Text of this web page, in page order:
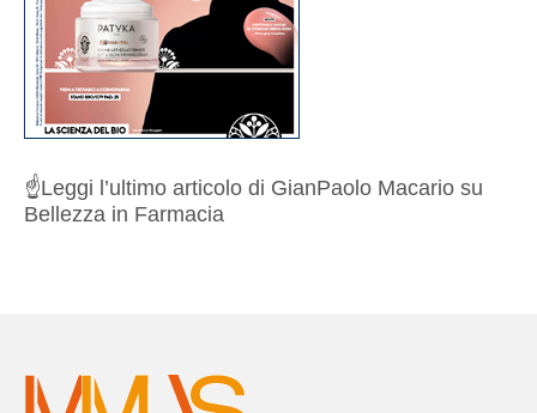
☝️Leggi l’ultimo articolo di GianPaolo Macario su
Bellezza in Farmacia